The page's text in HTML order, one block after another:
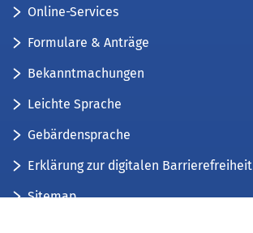
Online-Services
Formulare & Anträge
Bekanntmachungen
Leichte Sprache
Gebärdensprache
Erklärung zur digitalen Barrierefreiheit
Sitemap